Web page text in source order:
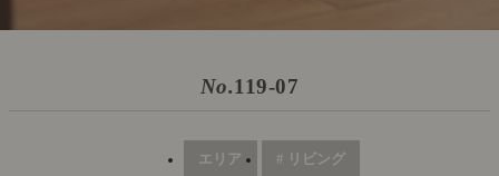
No.119-07
エリア # リビング